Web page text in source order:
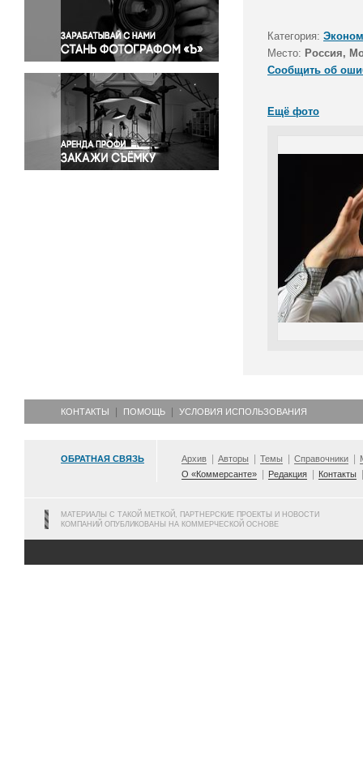
Правосудие
Происшествия и конфликты
Религия
Светская жизнь
Спорт
Экология
Экономика и бизнес
Категория:
Место: Россия,
Сообщить об
Ещё фото
КОНТАКТЫ ПОМОЩЬ УСЛОВИЯ ИСПОЛЬЗОВАНИЯ
ОБРАТНАЯ СВЯЗЬ Архив Авторы Темы Справочники
О «Коммерсанте»
Редакция Контакты
МАТЕРИАЛЫ С ТАКОЙ МЕТКОЙ, ПАРТНЕРСКИЕ ПРОЕКТЫ И НОВОСТИ
КОМПАНИЙ ОПУБЛИКОВАНЫ НА КОММЕРЧЕСКОЙ ОСНОВЕ